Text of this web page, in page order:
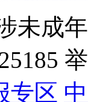
未成
专区